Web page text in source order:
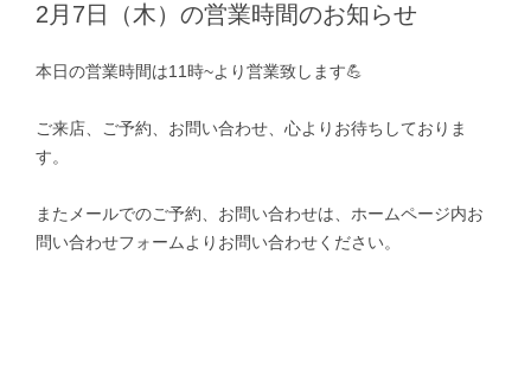
2月7日（木）の営業時間のお知らせ
本日の営業時間は11時~より営業致します💪
ご来店、ご予約、お問い合わせ、心よりお待ちしておりま
す。
またメールでのご予約、お問い合わせは、ホームページ内お
問い合わせフォームよりお問い合わせください。